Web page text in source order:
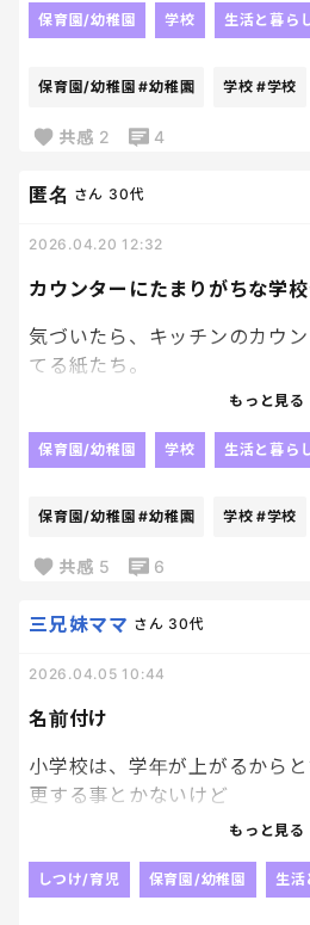
カレンダーがぐっちゃぐちゃだ
保育園/幼稚園 学校 生活と暮ら
保育園/幼稚園 #幼稚園 学校 #学校
共感 2 4
カウンターにたまりがちな学
匿名 さん 30代
2026.04.20 12:32
気づいたら、キッチンのカウ
てる紙たち。
ある書類に、もう終わったの
けばどれが大事でどれがいら
ところ。笑
理する余裕もない。
そして、ある日突然「明日ま
もっと見る
保育園/幼稚園 学校 生活と暮ら
保育園/幼稚園 #幼稚園 学校 #学校
共感 5 6
名前付け
三兄妹ママ さん 30代
2026.04.05 10:44
小学校は、学年が上がるから
更する事とかないけど
幼稚園って結構あったね！笑
すっかり忘れてて、慌てて体
もっと見る
しつけ/育児 保育園/幼稚園 生活